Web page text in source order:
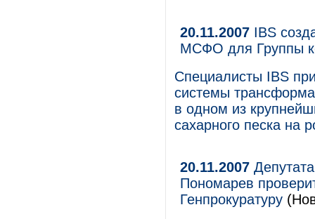
20.11.2007 IBS
МСФО для Группы
Специалисты IBS
системы
в одном из
сахарного песка на
20.11.2007
Пономарев
Генпрокуратуру